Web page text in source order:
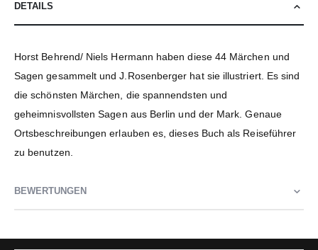
DETAILS
Horst Behrend/ Niels Hermann haben diese 44 Märchen und
Sagen gesammelt und J.Rosenberger hat sie illustriert. Es sind
die schönsten Märchen, die spannendsten und
geheimnisvollsten Sagen aus Berlin und der Mark. Genaue
Ortsbeschreibungen erlauben es, dieses Buch als Reiseführer
zu benutzen.
BEWERTUNGEN